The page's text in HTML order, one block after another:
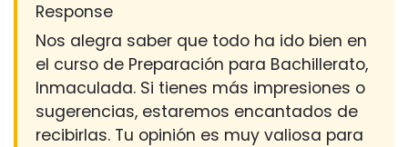
Response
Nos alegra saber que todo ha ido bien en
el curso de Preparación para Bachillerato,
Inmaculada. Si tienes más impresiones o
sugerencias, estaremos encantados de
recibirlas. Tu opinión es muy valiosa para